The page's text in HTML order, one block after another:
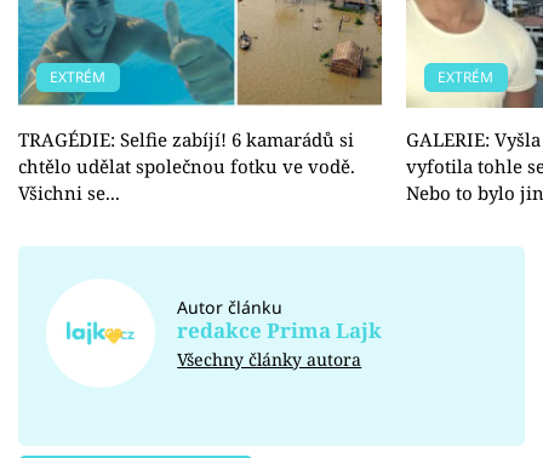
EXTRÉM
TRAGÉDIE: Selfie zabíjí! 6 kamarádů si
chtělo udělat společnou fotku ve vodě.
Všichni se...
EXTRÉM
GALERIE:
vyfotila tohle
Nebo to bylo
Autor článku
redakce Prima Lajk
Všechny články autora